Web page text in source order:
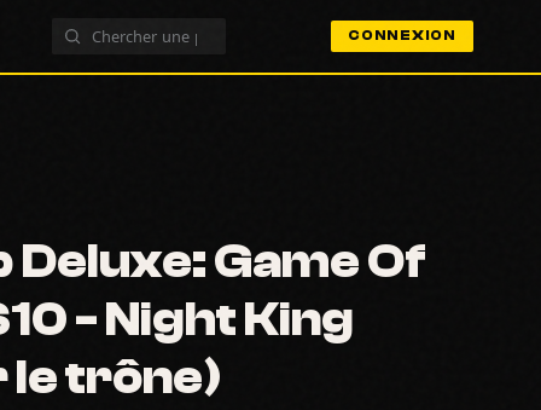
CONNEXION
Deluxe: Game Of
- Night King
le trône)